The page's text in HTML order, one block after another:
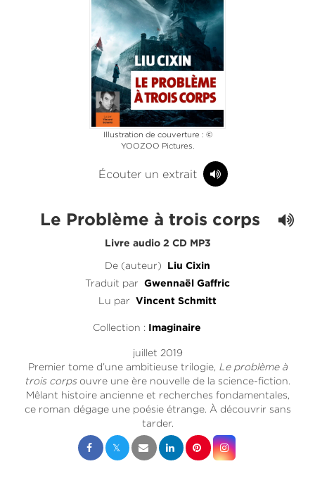
Illustration de couverture : ©
YOOZOO Pictures.
Écouter un extrait
Le Problème à trois corps
Livre audio 2 CD MP3
De (auteur) Liu Cixin
Traduit par Gwennaël Gaffric
Lu par Vincent Schmitt
Collection : Imaginaire
juillet 2019
Premier tome d’une ambitieuse trilogie, Le problème à
trois corpsouvre une ère nouvelle de la science-fiction.
Mêlant histoire ancienne et recherches fondamentales,
ce roman dégage une poésie étrange. À découvrir sans
tarder.